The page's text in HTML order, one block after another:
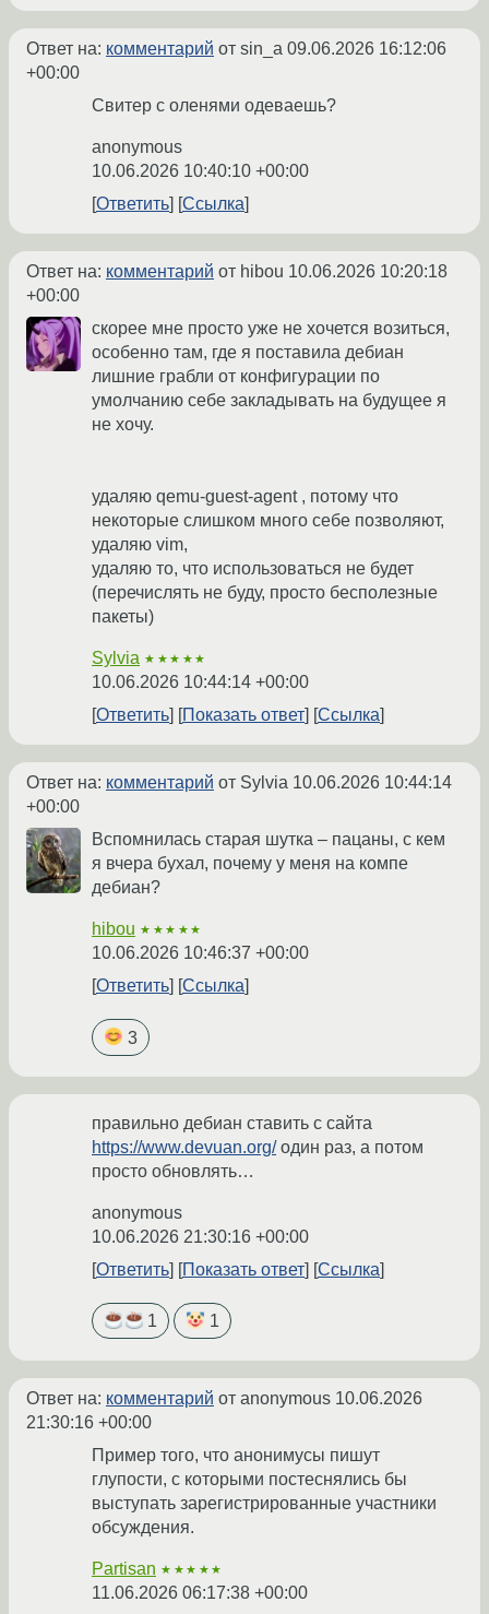
Ответ на: комментарий от sin_a 09.06.2026 16:12:06
+00:00
Свитер с оленями одеваешь?
anonymous
10.06.2026 10:40:10 +00:00
Ответить
Ссылка
Ответ на: комментарий от hibou 10.06.2026 10:20:18
+00:00
скорее мне просто уже не хочется возиться,
особенно там, где я поставила дебиан
лишние грабли от конфигурации по
умолчанию себе закладывать на будущее я
не хочу.
удаляю qemu-guest-agent , потому что
некоторые слишком много себе позволяют,
удаляю vim,
удаляю то, что использоваться не будет
(перечислять не буду, просто бесполезные
пакеты)
Sylvia ★★★★★
10.06.2026 10:44:14 +00:00
Ответить
Показать ответ Ссылка
Ответ на: комментарий от Sylvia 10.06.2026 10:44:14
+00:00
Вспомнилась старая шутка – пацаны, с кем
я вчера бухал, почему у меня на компе
дебиан?
hibou ★★★★★
10.06.2026 10:46:37 +00:00
Ответить
Ссылка
3
правильно дебиан ставить с сайта
https://www.devuan.org/один раз, а потом
просто обновлять…
anonymous
10.06.2026 21:30:16 +00:00
Ответить
Показать ответ Ссылка
1 1
Ответ на: комментарий от anonymous 10.06.2026
21:30:16 +00:00
Пример того, что анонимусы пишут
глупости, с которыми постеснялись бы
выступать зарегистрированные участники
обсуждения.
Partisan ★★★★★
11.06.2026 06:17:38 +00:00